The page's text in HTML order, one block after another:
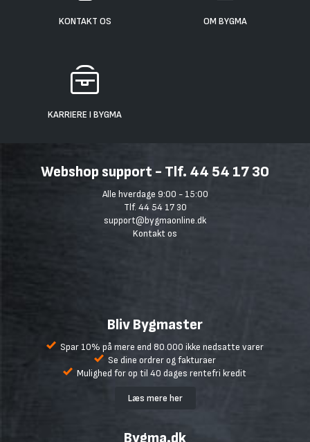
KONTAKT OS OM BYGMA
KARRIERE I BYGMA
Webshop support - Tlf. 44 54 17 30
Alle hverdage 9:00 - 15:00
Tlf. 44 54 17 30
support@bygmaonline.dk
Kontakt os
Bliv Bygmaster
Spar 10% på mere end 80.000 ikke nedsatte varer
Se dine ordrer og fakturaer
Mulighed for op til 40 dages rentefri kredit
Læs mere her
Bygma.dk